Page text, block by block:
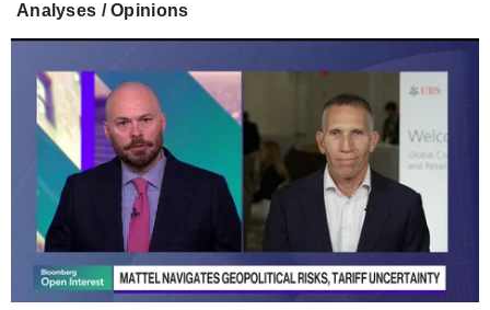
Analyses / Opinions